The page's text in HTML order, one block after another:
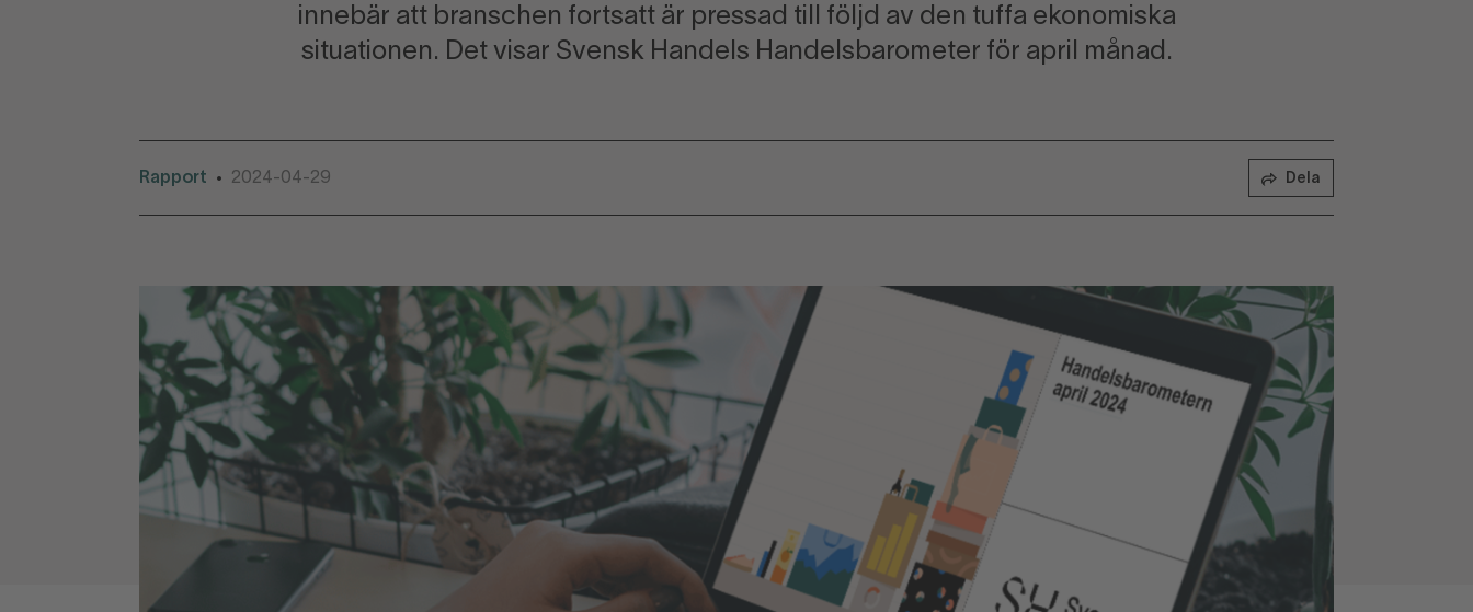
innebär att branschen fortsatt är pressad till följd av den tuffa ekonomiska
situationen. Det visar Svensk Handels Handelsbarometer för april månad.
Rapport • 2024-04-29 Dela